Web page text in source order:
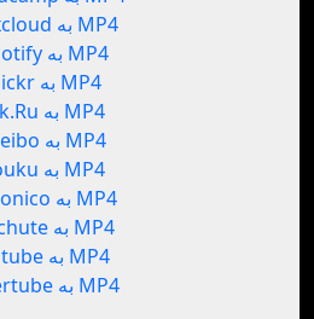
Mixcloud به MP4
Spotify به MP4
Flickr به MP4
Ok.Ru به MP4
Weibo به MP4
Youku به MP4
Niconico به MP4
Bitchute به MP4
Rutube به MP4
Peertube به MP4